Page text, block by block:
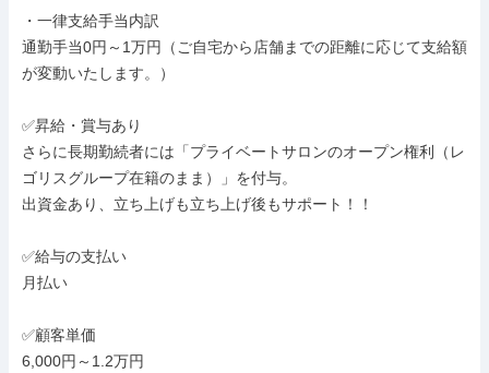
・一律支給手当内訳
通勤手当0円～1万円（ご自宅から店舗までの距離に応じて支給額
が変動いたします。）
✅昇給・賞与あり
さらに長期勤続者には「プライベートサロンのオープン権利（レ
ゴリスグループ在籍のまま）」を付与。
出資金あり、立ち上げも立ち上げ後もサポート！！
✅給与の支払い
月払い
✅顧客単価
6,000円～1.2万円